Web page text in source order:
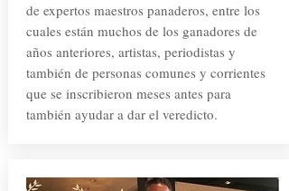
de expertos maestros panaderos, entre los
cuales están muchos de los ganadores de
años anteriores, artistas, periodistas y
también de personas comunes y corrientes
que se inscribieron meses antes para
también ayudar a dar el veredicto.